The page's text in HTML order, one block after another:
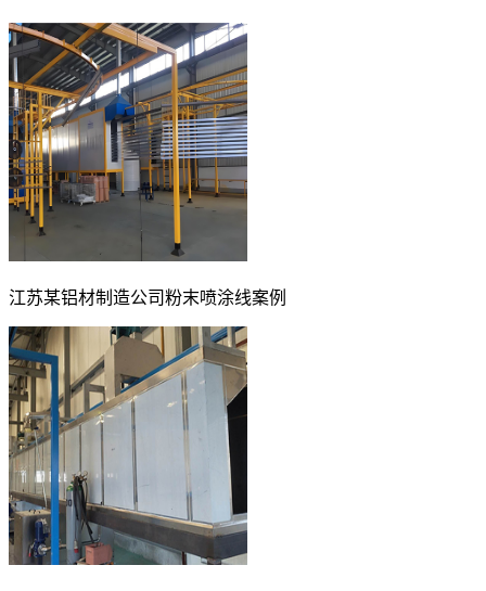
江苏某铝材制造公司粉末喷涂线案例